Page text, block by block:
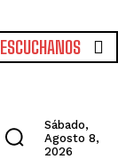
ESCUCHANOS
Sábado,
Agosto 8,
2026